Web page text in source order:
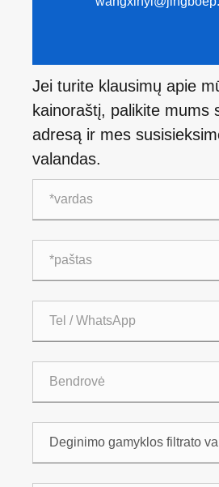
Jei turite klausimų apie
kainoraštį, palikite mums
adresą ir mes
valandas.